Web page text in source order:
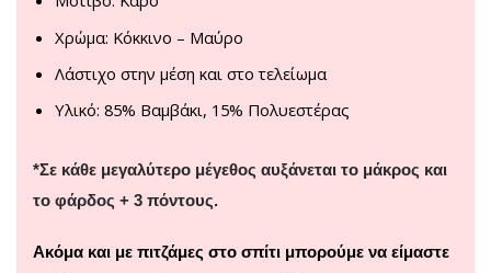
Χρώμα: Κόκκινο – Μαύρο
Λάστιχο στην μέση και στο τελείωμα
Υλικό: 85% Βαμβάκι, 15% Πολυεστέρας
*Σε κάθε μεγαλύτερο μέγεθος αυξάνεται το μάκρος και
το φάρδος + 3 πόντους.
Ακόμα και με πιτζάμες στο σπίτι μπορούμε να είμαστε